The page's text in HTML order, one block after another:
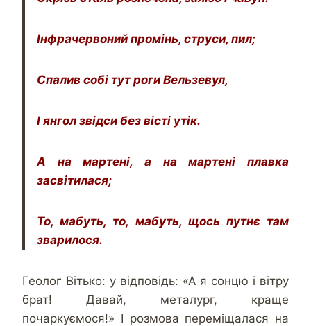
Інфрачервоний промінь, струси, пил;
Спалив собі тут роги Вельзевул,
І янгол звідси без вісті утік.
А на мартені, а на мартені плавка
засвітилася;
То, мабуть, то, мабуть, щось путнє там
зварилося.
Геолог Вітько: у відповідь: «А я сонцю і вітру
брат! Давай, металург, краще
почаркуємося!» І розмова переміщалася на